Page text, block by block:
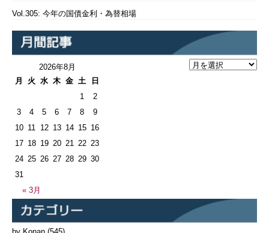
Vol.305: 今年の国債金利・為替相場
2026年8月
月
火 水 木 金 土 日
« 3月
1
2
3
4 5 6 7 8
9
10 11 12 13 14 15 16
17 18 19 20 21 22 23
24 25 26 27 28 29 30
31